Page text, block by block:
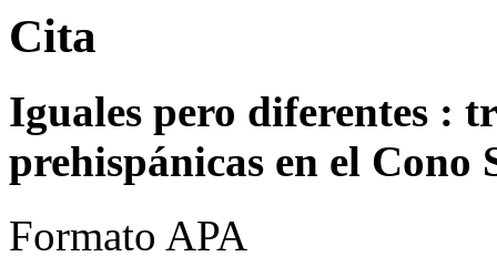
Cita
Iguales pero diferentes :
prehispánicas en el Cono
Formato APA